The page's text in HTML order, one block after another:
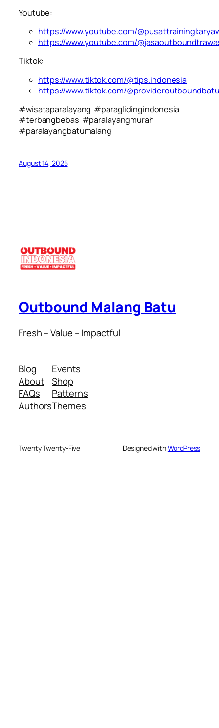
Youtube:
https://www.youtube.com/
https://www.youtube.com/
Tiktok:
https://www.tiktok.com/@tips.indonesia
https://www.tiktok.com/@provideroutboundbatu
#wisataparalayang #paraglidingindonesia
#terbangbebas #paralayangmurah
#paralayangbatumalang
August 14, 2025
Outbound Malang Batu
Fresh – Value – Impactful
Blog
About
FAQs
Authors
Events
Shop
Patterns
Themes
Twenty Twenty-Five Designed withWordPress